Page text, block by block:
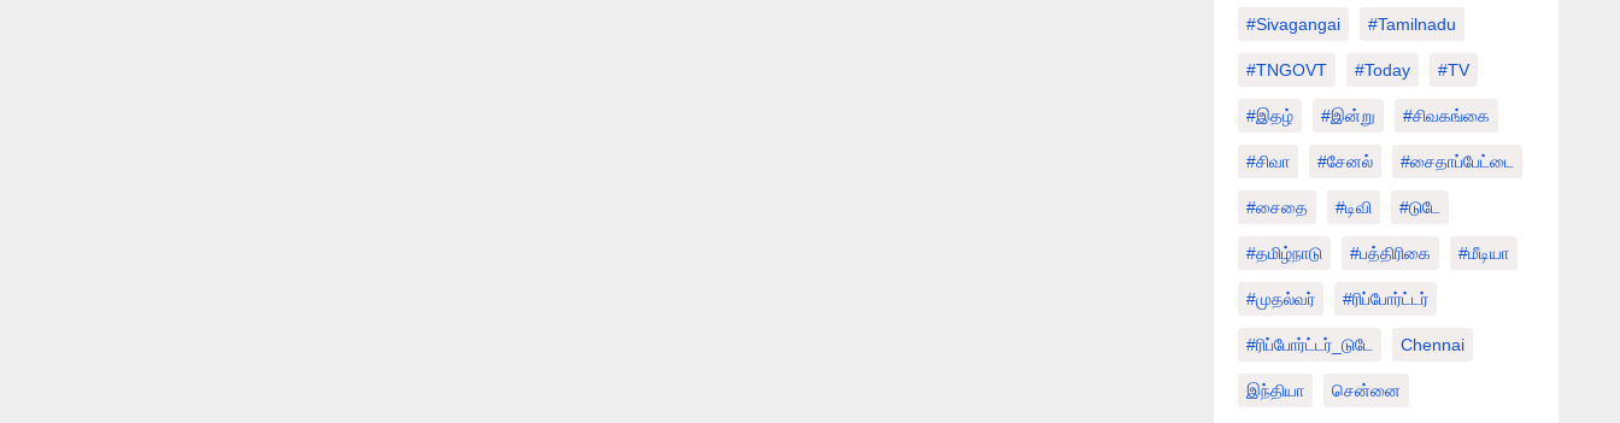
#sivagangai #tamilnadu
#TNGOVT #today #TV
#இதழ் #இன்று #சிவகங்கை
#சிவா #சேனல் #சைதாப்பேட்டை
#சைதை #டிவி #டுடே
#தமிழ்நாடு #பத்திரிகை #மீடியா
#முதல்வர் #ரிப்போர்ட்டர்
#ரிப்போர்ட்டர்_டுடே Chennai
இந்தியா சென்னை